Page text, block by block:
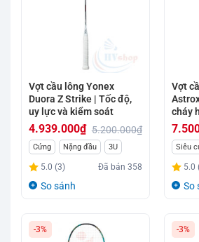
Vợt cầu lông Yonex
Duora Z Strike | Tốc độ,
uy lực và kiểm soát
5.200.000₫
Giá
gốc
là:
4.939.000₫
Giá
hiện
tại
Cứng Nặng đầu 3U
5.0 (3) Đã bán358
So sánh
Vợt
cháy
Siêu
5.0
So
-3% -3%